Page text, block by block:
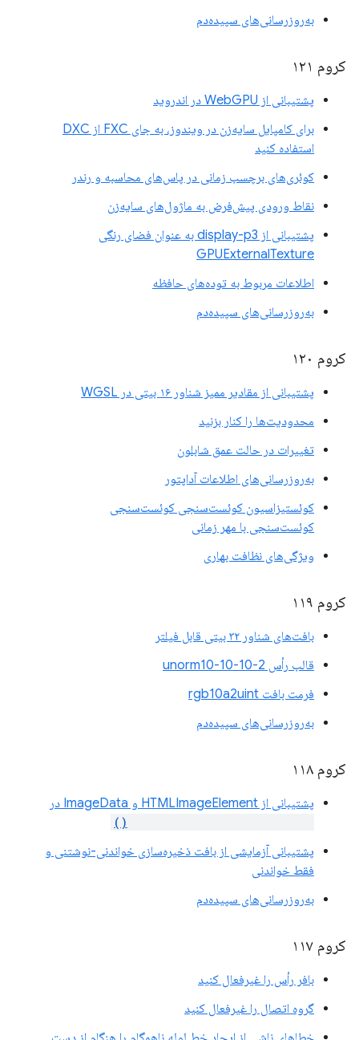
به‌روزرسانی‌های سپیده‌دم
کروم ۱۲۱
پشتیبانی از WebGPU در اندروید
برای کامپایل سایه‌زن در ویندوز، به جای FXC از DXC
استفاده کنید
کوئری‌های برچسب زمانی در پاس‌های محاسبه و رندر
نقاط ورودی پیش‌فرض به ماژول‌های سایه‌زن
پشتیبانی از display-p3 به عنوان فضای رنگی
GPUExternalTexture
اطلاعات مربوط به توده‌های حافظه
به‌روزرسانی‌های سپیده‌دم
کروم ۱۲۰
پشتیبانی از مقادیر ممیز شناور ۱۶ بیتی در WGSL
محدودیت‌ها را کنار بزنید
تغییرات در حالت عمق شابلون
به‌روزرسانی‌های اطلاعات آداپتور
کوئستیزاسیون کوئست‌سنجی کوئست‌سنجی
کوئست‌سنجی با مهر زمانی
ویژگی‌های نظافت بهاری
کروم ۱۱۹
بافت‌های شناور ۳۲ بیتی قابل فیلتر
قالب رأس unorm10-10-10-2
فرمت بافت rgb10a2uint
به‌روزرسانی‌های سپیده‌دم
کروم ۱۱۸
پشتیبانی از HTMLImageElement و ImageData در
پشتیبانی آزمایشی از بافت ذخیره‌سازی خواندنی-نوشتنی و
فقط خواندنی
به‌روزرسانی‌های سپیده‌دم
کروم ۱۱۷
بافر رأس را غیرفعال کنید
گروه اتصال را غیرفعال کنید